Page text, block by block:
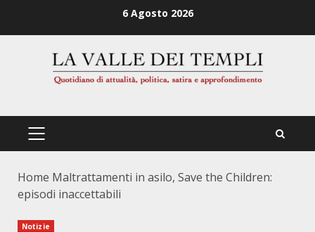
6 Agosto 2026
PRIMÄRES
Home Maltrattamenti in asilo, Save the Children:
episodi inaccettabili
Notizie